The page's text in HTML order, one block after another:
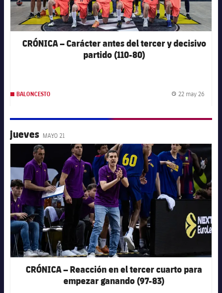
CRÓNICA – Carácter antes del tercer y decisivo
partido (110-80)
BALONCESTO Fecha
22 may 26
jueves MAYO 21
FC Barcelona club badge
CRÓNICA – Reacción en el tercer cuarto para
empezar ganando (97-83)